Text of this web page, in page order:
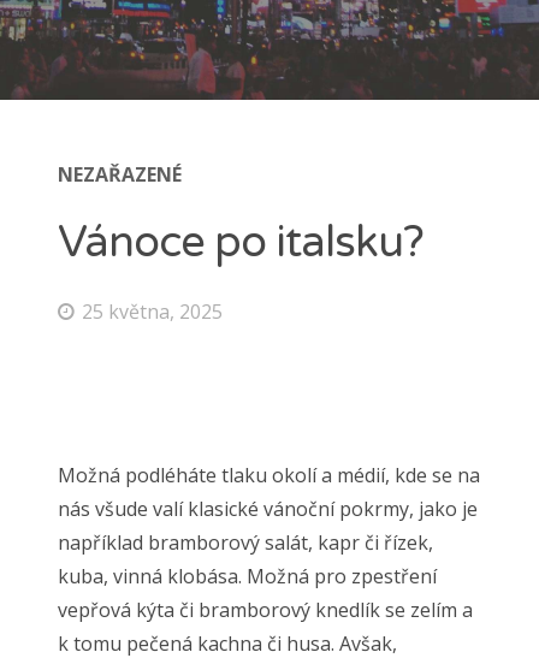
NEZAŘAZENÉ
Vánoce po italsku?
25 května, 2025
Možná podléháte tlaku okolí a médií, kde se na
nás všude valí klasické vánoční pokrmy, jako je
například bramborový salát, kapr či řízek,
kuba, vinná klobása. Možná pro zpestření
vepřová kýta či bramborový knedlík se zelím a
k tomu pečená kachna či husa. Avšak,